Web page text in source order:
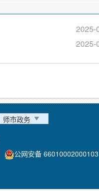
2025-
2025-
师市政务
公网安备 66010002000103